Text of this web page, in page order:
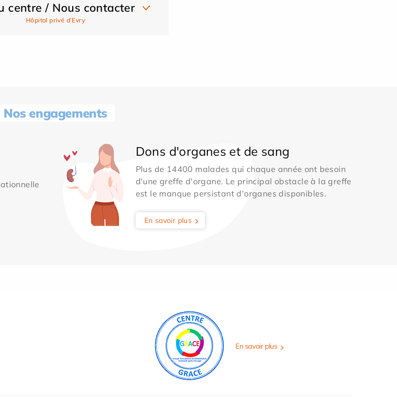
centre / Nous contacter
Hôpital privé d’Evry
Nos engagements
Dons d'organes et de sang
Plus de 14400 malades qui chaque année ont besoin
d'une greffe d'organe. Le principal obstacle à la greffe
est le manque persistant d'organes disponibles.
En savoir plus
En savoir plus